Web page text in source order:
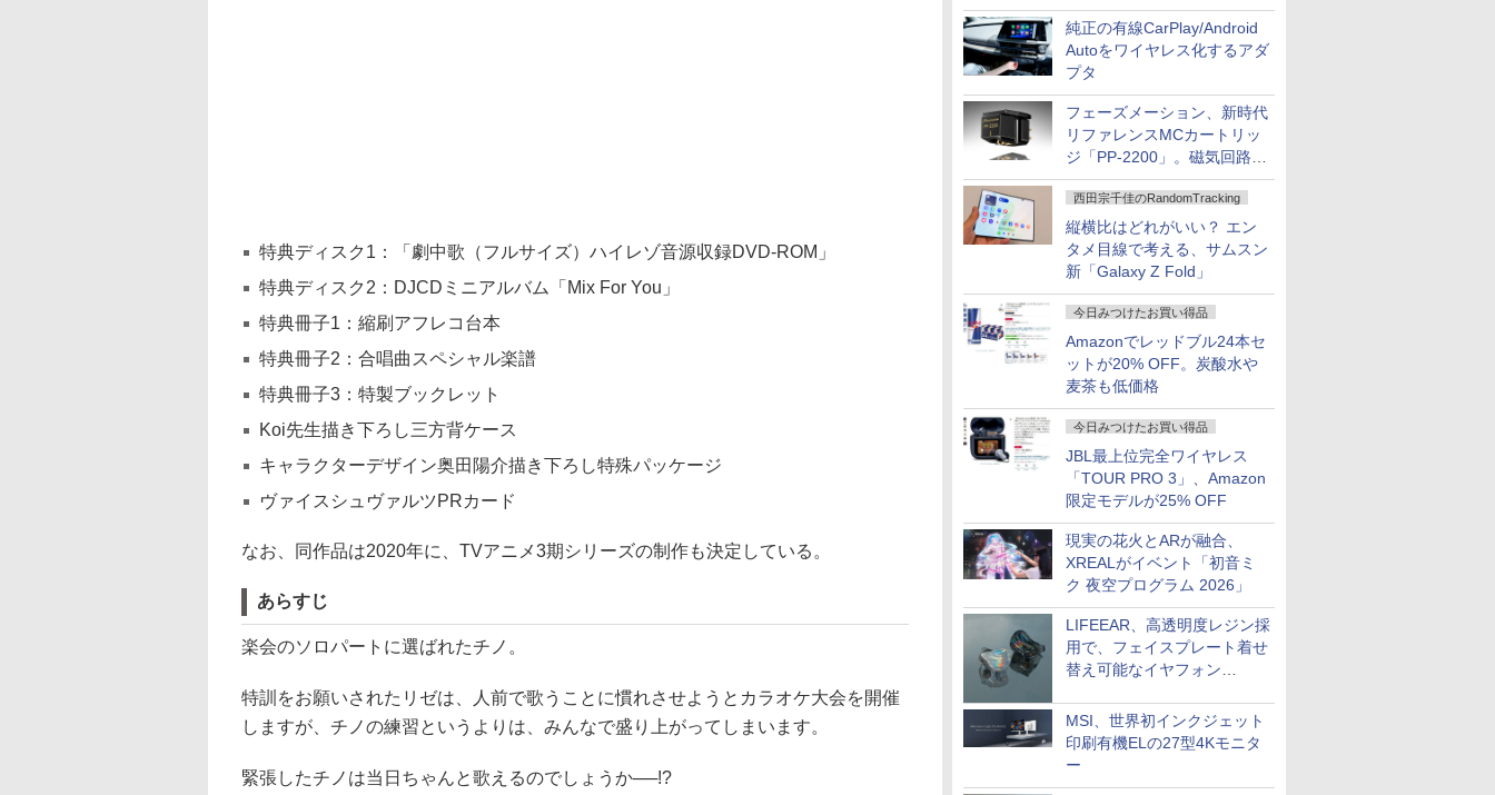
「Primo（2026）」
純正の有線CarPlay/Android
Autoをワイヤレス化するアダ
プタ
フェーズメーション、新時代
リファレンスMCカートリッ
ジ「PP-2200」。磁気回路や
ハウジングを根本から見直し
西田宗千佳のRandomTracking
縦横比はどれがいい？ エン
タメ目線で考える、サムスン
新「Galaxy Z Fold」
今日みつけたお買い得品
Amazonでレッドブル24本セ
ットが20% OFF。炭酸水や
麦茶も低価格
今日みつけたお買い得品
JBL最上位完全ワイヤレス
「TOUR PRO 3」、Amazon
限定モデルが25% OFF
現実の花火とARが融合、
XREALがイベント「初音ミ
ク 夜空プログラム 2026」
LIFEEAR、高透明度レジン採
用で、フェイスプレート着せ
替え可能なイヤフォン
MSI、世界初インクジェット
印刷有機ELの27型4Kモニタ
ー
特典ディスク1：「劇中歌（フルサイズ）ハイレゾ音源収録DVD-ROM」
特典ディスク2：DJCDミニアルバム「Mix For You」
特典冊子1：縮刷アフレコ台本
特典冊子2：合唱曲スペシャル楽譜
特典冊子3：特製ブックレット
Koi先生描き下ろし三方背ケース
キャラクターデザイン奥田陽介描き下ろし特殊パッケージ
ヴァイスシュヴァルツPRカード
なお、同作品は2020年に、TVアニメ3期シリーズの制作も決定している。
あらすじ
楽会のソロパートに選ばれたチノ。
特訓をお願いされたリゼは、人前で歌うことに慣れさせようとカラオケ大会を開催
しますが、チノの練習というよりは、みんなで盛り上がってしまいます。
緊張したチノは当日ちゃんと歌えるのでしょうか──!?